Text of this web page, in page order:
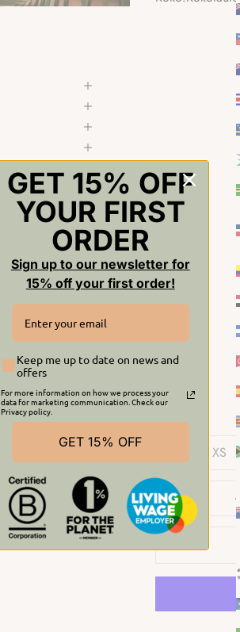
XS
Vähennä määrää
GET 15% OFF
YOUR FIRST
ORDER
Sign up to our newsletter for
15% off your first order!
Keep me up to date on news and
offers
For more information on how we process your
data for marketing communication. Check our
Privacy policy.
GET 15% OFF